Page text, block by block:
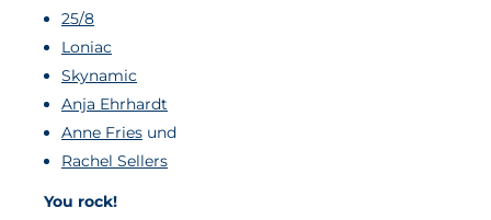
25/8
Loniac
Skynamic
Anja Ehrhardt
Anne Fries und
Rachel Sellers
You rock!